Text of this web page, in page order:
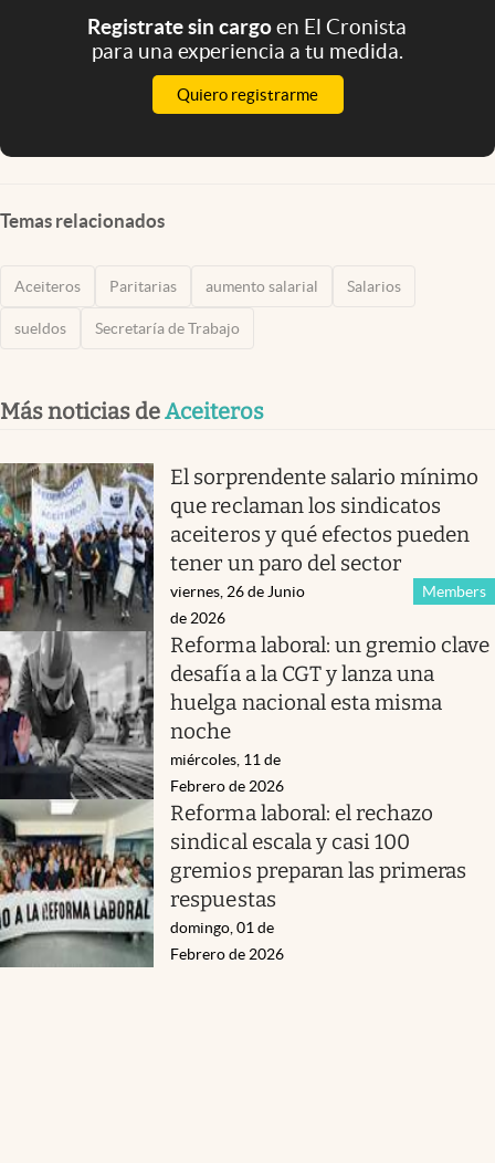
Registrate sin cargoen El Cronista
para una experiencia a tu medida.
Quiero registrarme
Temas relacionados
Aceiteros Paritarias aumento salarial Salarios
sueldos Secretaría de Trabajo
Más noticias deAceiteros
El sorprendente salario mínimo
que reclaman los sindicatos
aceiteros y qué efectos pueden
tener un paro del sector
Members
viernes, 26 de Junio
de 2026
Reforma laboral: un gremio clave
desafía a la CGT y lanza una
huelga nacional esta misma
noche
miércoles, 11 de
Febrero de 2026
Reforma laboral: el rechazo
sindical escala y casi 100
gremios preparan las primeras
respuestas
domingo, 01 de
Febrero de 2026